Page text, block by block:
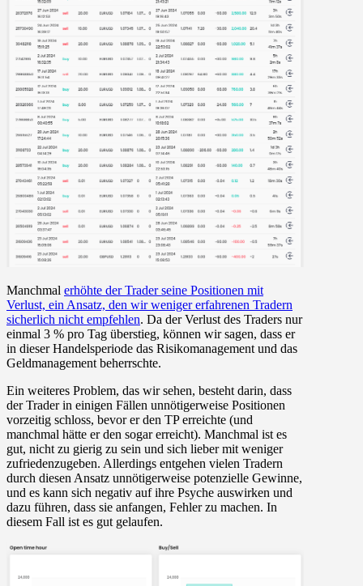
Manchmal erhöhte der Trader seine Positionen mit
Verlust, ein Ansatz, den wir weniger erfahrenen Tradern
sicherlich nicht empfehlen. Da der Verlust des Traders nur
einmal 3 % pro Tag überstieg, können wir sagen, dass er
in dieser Handelsperiode das Risikomanagement und das
Geldmanagement beherrschte.
Ein weiteres Problem, das wir sehen, besteht darin, dass
der Trader in einigen Fällen unnötigerweise Positionen
vorzeitig schloss, bevor er den TP erreichte (und
manchmal hätte er den sogar erreicht). Manchmal ist es
gut, nicht zu gierig zu sein und sich lieber mit weniger
zufriedenzugeben. Allerdings entgehen vielen Tradern
durch diesen Ansatz unnötigerweise potenzielle Gewinne,
und es kann sich negativ auf ihre Psyche auswirken und
dazu führen, dass sie anfangen, Fehler zu machen. In
diesem Fall ist es gut gelaufen.